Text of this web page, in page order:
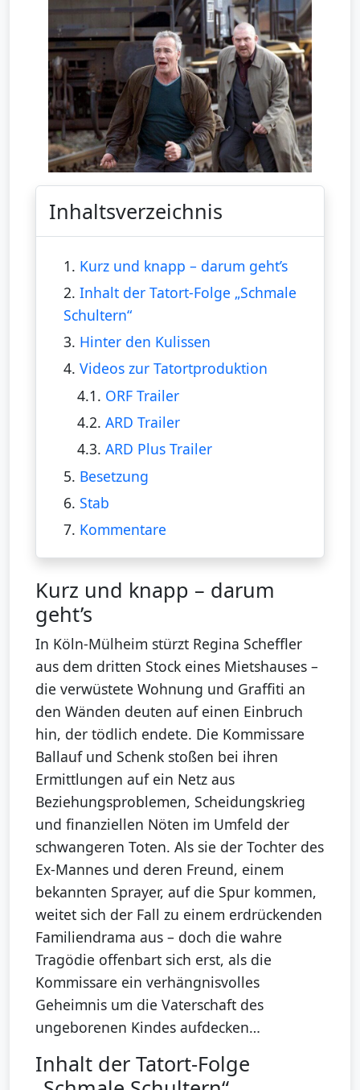
Inhaltsverzeichnis
1. Kurz und knapp – darum geht’s
2. Inhalt der Tatort-Folge „Schmale
Schultern“
3. Hinter den Kulissen
4. Videos zur Tatortproduktion
4.1. ORF Trailer
4.2.ARD Trailer
4.3.ARD Plus Trailer
5. Besetzung
6. Stab
7. Kommentare
Kurz und knapp – darum
geht’s
In Köln-Mülheim stürzt Regina Scheffler
aus dem dritten Stock eines Mietshauses –
die verwüstete Wohnung und Graffiti an
den Wänden deuten auf einen Einbruch
hin, der tödlich endete. Die Kommissare
Ballauf und Schenk stoßen bei ihren
Ermittlungen auf ein Netz aus
Beziehungsproblemen, Scheidungskrieg
und finanziellen Nöten im Umfeld der
schwangeren Toten. Als sie der Tochter des
Ex-Mannes und deren Freund, einem
bekannten Sprayer, auf die Spur kommen,
weitet sich der Fall zu einem erdrückenden
Familiendrama aus – doch die wahre
Tragödie offenbart sich erst, als die
Kommissare ein verhängnisvolles
Geheimnis um die Vaterschaft des
ungeborenen Kindes aufdecken…
Inhalt der Tatort-Folge